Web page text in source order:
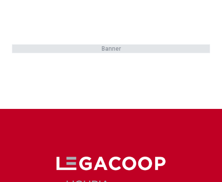
Banner